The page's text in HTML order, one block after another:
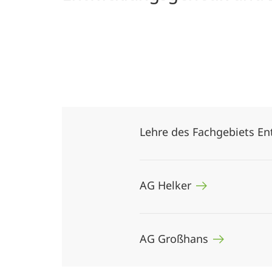
Lehre des Fachgebiets
AG Helker
AG Großhans